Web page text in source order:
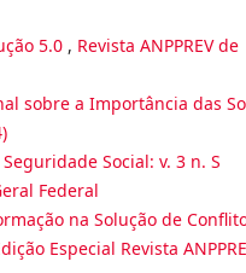
5.0 , Revista ANPPREV de
sobre a Importância das
Seguridade Social: v. 3 n. S
Federal
na Solução de
Especial Revista